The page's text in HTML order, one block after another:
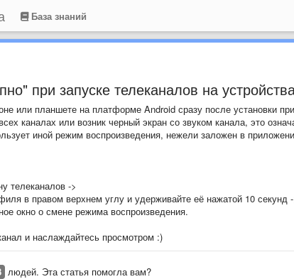
База знаний
при запуске телеканалов на
или планшете на платформе Android сразу после установки
каналах или возник черный экран со звуком канала, это
иной режим воспроизведения, нежели заложен в
телеканалов ->
в правом верхнем углу и удерживайте её нажатой 10 секунд
окно о смене режима воспроизведения.
и наслаждайтесь просмотром :)
людей. Эта статья помогла вам?